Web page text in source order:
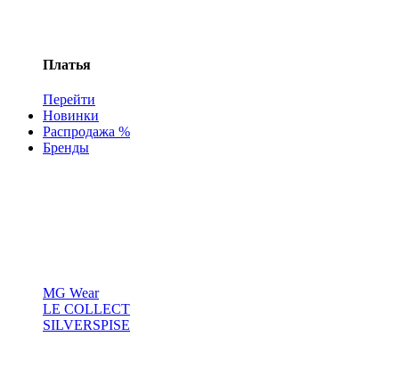
Платья
Перейти
Новинки
Распродажа %
Бренды
MG Wear
LE COLLECT
SILVERSPISE